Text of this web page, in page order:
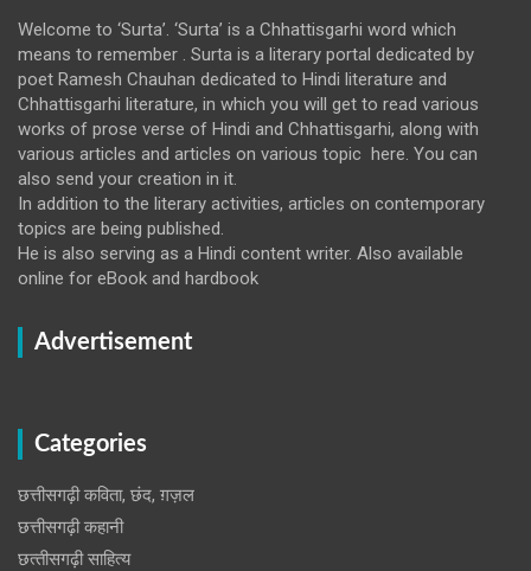
Welcome to ‘Surta’. ‘Surta’ is a Chhattisgarhi word which
means to remember . Surta is a literary portal dedicated by
poet Ramesh Chauhan dedicated to Hindi literature and
Chhattisgarhi literature, in which you will get to read various
works of prose verse of Hindi and Chhattisgarhi, along with
various articles and articles on various topic here. You can
also send your creation in it.
In addition to the literary activities, articles on contemporary
topics are being published.
He is also serving as a Hindi content writer. Also available
online for eBook and hardbook
Advertisement
Categories
छत्तीसगढ़ी कविता, छंद, ग़ज़ल
छत्तीसगढ़ी कहानी
छत्‍तीसगढ़ी साहित्‍य